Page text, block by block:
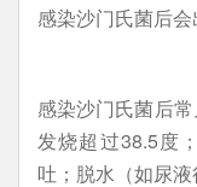
感染沙门氏菌后
感染沙门氏菌后
发烧超过38.5度
吐；脱水（如尿液